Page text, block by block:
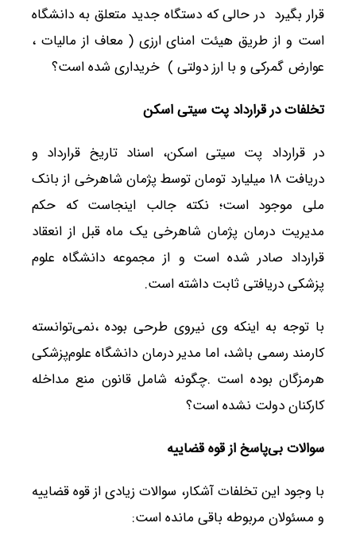
قرار بگیرد در حالی که دستگاه جدید متعلق به دانشگاه
است و از طریق هیئت امنای ارزی ( معاف از مالیات ،
عوارض گمرکی و با ارز دولتی ) خریداری شده است؟
تخلفات در قرارداد پت سیتی اسکن
در قرارداد پت سیتی اسکن، اسناد تاریخ قرارداد و
دریافت ۱۸ میلیارد تومان توسط پژمان شاهرخی از بانک
ملی موجود است؛ نکته جالب اینجاست که حکم
مدیریت درمان پژمان شاهرخی یک ماه قبل از انعقاد
قرارداد صادر شده است و از مجموعه دانشگاه علوم
پزشکی دریافتی ثابت داشته است.
با توجه به اینکه وی نیروی طرحی بوده ،نمی‌توانسته
کارمند رسمی باشد، اما مدیر درمان دانشگاه علوم‌پزشکی
هرمزگان بوده است .چگونه شامل قانون منع مداخله
کارکنان دولت نشده است؟
سوالات بی‌پاسخ از قوه قضاییه
با وجود این تخلفات آشکار، سوالات زیادی از قوه قضاییه
و مسئولان مربوطه باقی مانده است: